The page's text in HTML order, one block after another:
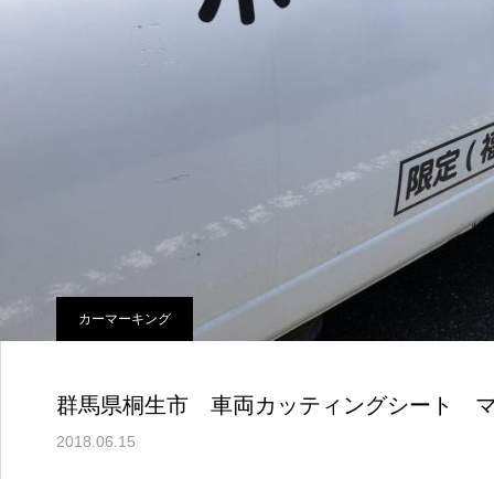
カーマーキング
群馬県桐生市 車両カッティングシート
2018.06.15